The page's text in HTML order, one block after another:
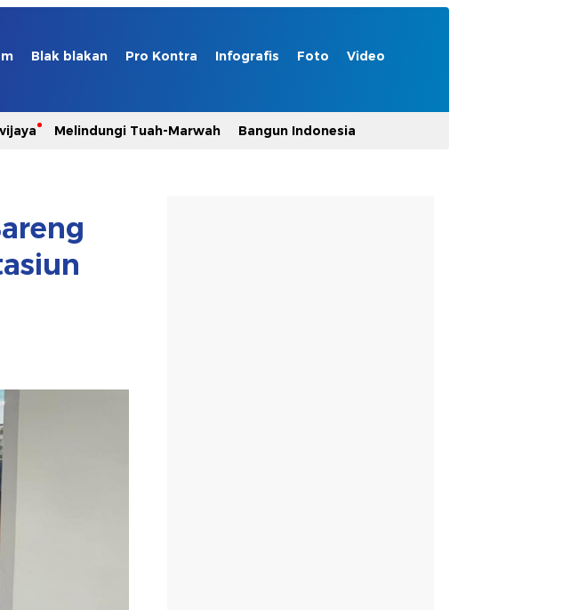
Blak blakan Pro Kontra Infografis Foto Video
Melindungi Tuah-Marwah Bangun Indonesia